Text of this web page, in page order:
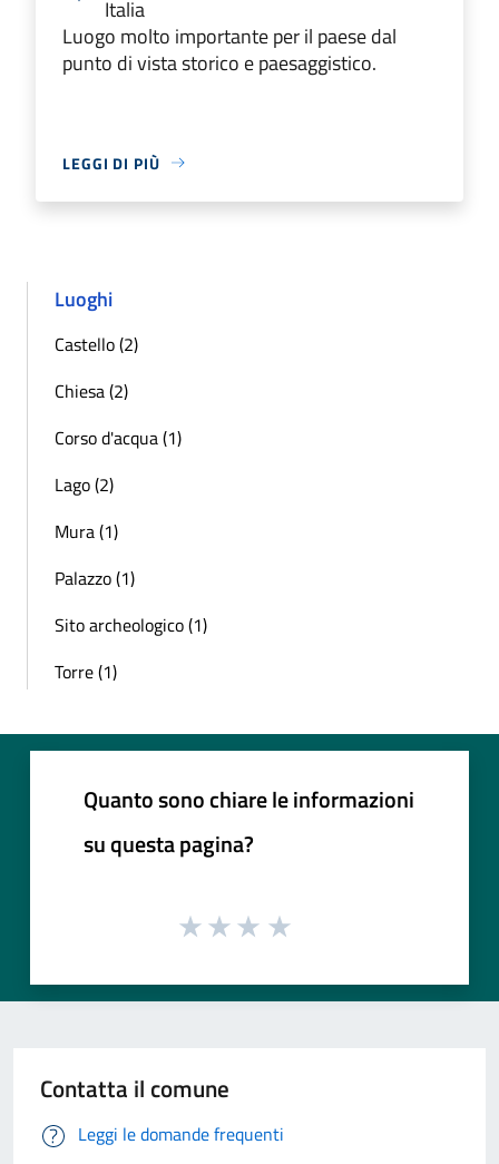
Italia
Luogo molto importante per il paese dal
punto di vista storico e paesaggistico.
LEGGI DI PIÙ
Luoghi
Castello (2)
Chiesa (2)
Corso d'acqua (1)
Lago (2)
Mura (1)
Palazzo (1)
Sito archeologico (1)
Torre (1)
Quanto sono chiare le informazioni
su questa pagina?
Contatta il comune
Leggi le domande frequenti